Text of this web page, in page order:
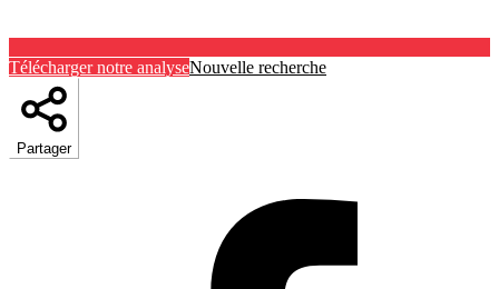
Télécharger notre analyseNouvelle recherche
Partager